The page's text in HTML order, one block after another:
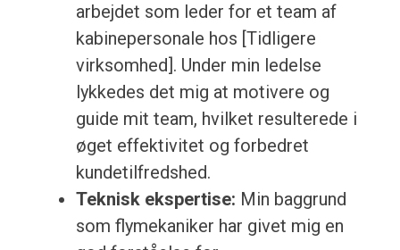
arbejdet som leder for et team af
kabinepersonale hos [Tidligere
virksomhed]. Under min ledelse
lykkedes det mig at motivere og
guide mit team, hvilket resulterede i
øget effektivitet og forbedret
kundetilfredshed.
Teknisk ekspertise: Min baggrund
som flymekaniker har givet mig en